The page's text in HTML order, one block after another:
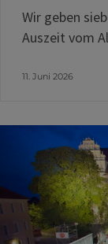
Wir geben
Auszeit vom
11. Juni 2026